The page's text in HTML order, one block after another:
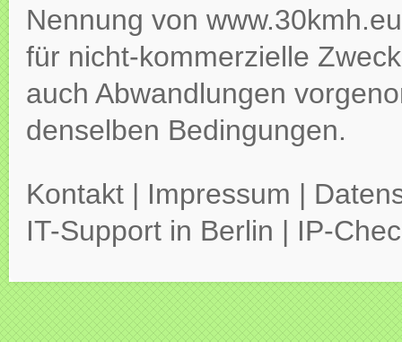
Nennung von
für nicht-kommerzielle
auch Abwandlungen
denselben Bedingungen.
Kontakt | Impressum |
IT-Support in Berlin | IP-